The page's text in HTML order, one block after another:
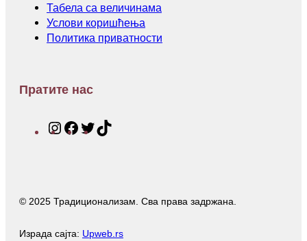
Табела са величинама
Услови коришћења
Политика приватности
Пратите нас
I
g
a
F
o
k
T
e
k
© 2025 Традиционализам. Сва права задржана.
Израда сајта: Upweb.rs